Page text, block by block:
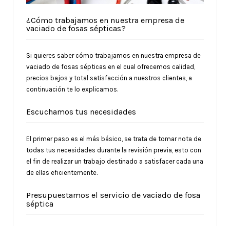
¿Cómo trabajamos en nuestra empresa de
vaciado de fosas sépticas?
Si quieres saber cómo trabajamos en nuestra empresa de
vaciado de fosas sépticas en el cual ofrecemos calidad,
precios bajos y total satisfacción a nuestros clientes, a
continuación te lo explicamos.
Escuchamos tus necesidades
El primer paso es el más básico, se trata de tomar nota de
todas tus necesidades durante la revisión previa, esto con
el fin de realizar un trabajo destinado a satisfacer cada una
de ellas eficientemente.
Presupuestamos el servicio de vaciado de fosa
séptica